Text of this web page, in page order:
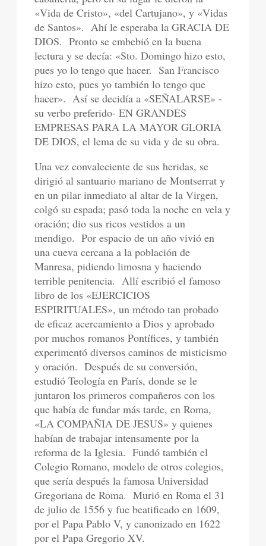
«Vida de Cristo», «del Cartujano», y «Vidas
de Santos». Ahí le esperaba la GRACIA DE
DIOS. Pronto se embebió en la buena
lectura y se decía: «Sto. Domingo hizo esto,
pues yo lo tengo que hacer. San Francisco
hizo esto, pues yo también lo tengo que
hacer». Así se decidía a «SEÑALARSE» -
su verbo preferido- EN GRANDES
EMPRESAS PARA LA MAYOR GLORIA
DE DIOS, el lema de su vida y de su obra.
Una vez convaleciente de sus heridas, se
dirigió al santuario mariano de Montserrat y
en un pilar inmediato al altar de la Virgen,
colgó su espada; pasó toda la noche en vela y
oración; dio sus ricos vestidos a un
mendigo. Por espacio de un año vivió en
una cueva cercana a la población de
Manresa, pidiendo limosna y haciendo
terrible penitencia. Allí escribió el famoso
libro de los «EJERCICIOS
ESPIRITUALES», un método tan probado
de eficaz acercamiento a Dios y aprobado
por muchos romanos Pontífices, y también
experimentó diversos caminos de misticismo
y oración. Después de su conversión,
estudió Teología en París, donde se le
juntaron los primeros compañeros con los
que había de fundar más tarde, en Roma,
«LA COMPAÑIA DE JESUS» y quienes
habían de trabajar intensamente por la
reforma de la Iglesia. Fundó también el
Colegio Romano, modelo de otros colegios,
que sería después la famosa Universidad
Gregoriana de Roma. Murió en Roma el 31
de julio de 1556 y fue beatificado en 1609,
por el Papa Pablo V, y canonizado en 1622
por el Papa Gregorio XV.